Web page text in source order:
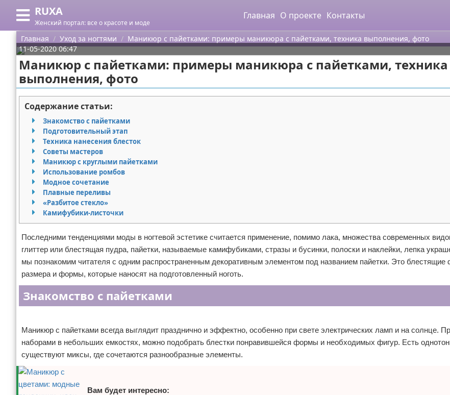
RUXA
Женский портал: все о красоте и моде
Главная О проекте Контакты
Меню
Главная
Категории
Уход за кожей
Одежда
Шоппинг
Подарки
Украшения
Косметика
Уход за волосами
Уход за ногтями
Макияж
СПА процедуры
Прически
Разное
Уход за лицом
Поиск
О проекте
Контакты
Сотрудничество
Размещение рекламы
Для правообладателей
Условия предоставления информации
Отказ от ответственности
Главная Уход за ногтями
Маникюр с пайетками: примеры маникюра с пайетками, техника выполнения, фото
11-05-2020 06:47
Маникюр с пайетками: примеры маникюра с пайетками, техника
выполнения, фото
Содержание статьи:
Знакомство с пайетками
Подготовительный этап
Техника нанесения блесток
Советы мастеров
Маникюр с круглыми пайетками
Использование ромбов
Модное сочетание
Плавные переливы
«Разбитое стекло»
Камифубики-листочки
Последними тенденциями моды в ногтевой эстетике считается применение, помимо лака, множества современных
глиттер или блестящая пудра, пайетки, называемые камифубиками, стразы и бусинки, полоски и наклейки, лепка
мы познакомим читателя с одним распространенным декоративным элементом под названием пайетки. Это блестящие
размера и формы, которые наносят на подготовленный ноготь.
Знакомство с пайетками
Маникюр с пайетками всегда выглядит празднично и эффектно, особенно при свете электрических ламп и на солнце.
наборами в небольших емкостях, можно подобрать блестки понравившейся формы и необходимых фигур. Есть
существуют миксы, где сочетаются разнообразные элементы.
Вам будет интересно: